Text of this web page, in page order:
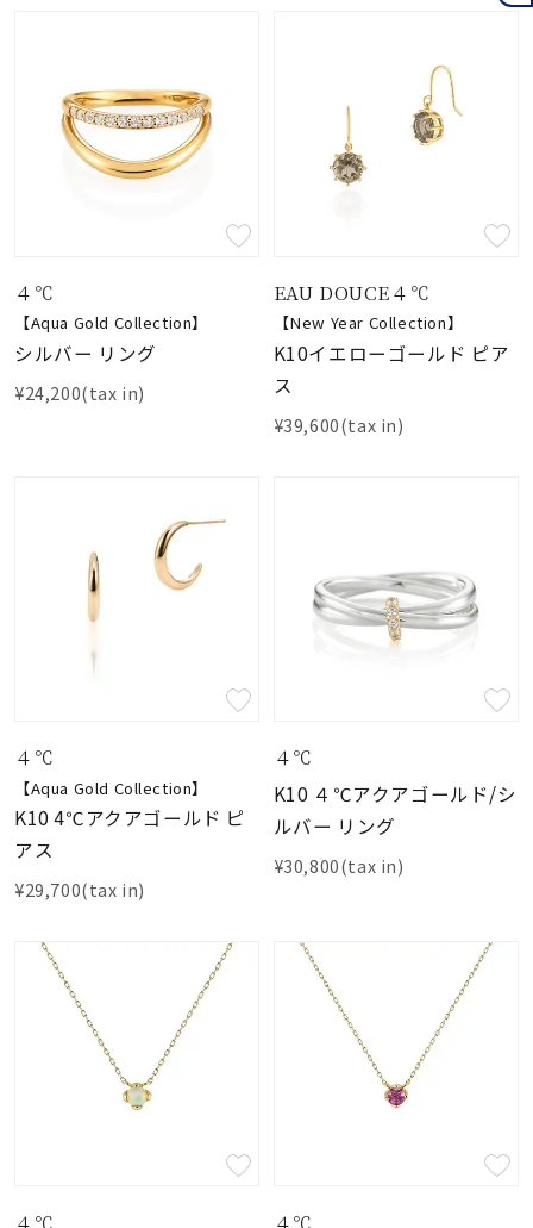
４℃
【Aqua Gold Collection】
シルバー リング
¥24,200(tax in)
EAU DOUCE４℃
【New Year Collection】
K10イエローゴールド ピア
ス
¥39,600(tax in)
４℃
【Aqua Gold Collection】
K10 4℃アクアゴールド ピ
アス
¥29,700(tax in)
４℃
K10 ４℃アクアゴールド/シ
ルバー リング
¥30,800(tax in)
４℃ ４℃